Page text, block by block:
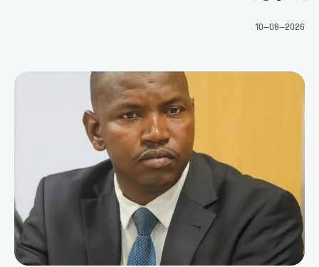
10-08-2026